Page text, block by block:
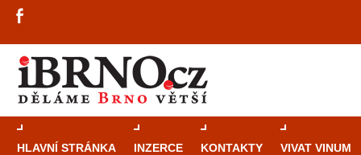
HLAVNÍ STRÁNKA INZERCE KONTAKTY VIVAT VINUM